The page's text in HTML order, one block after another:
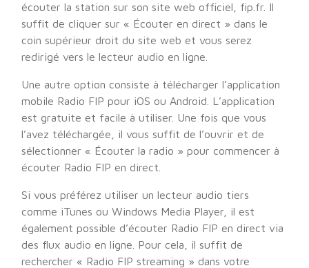
écouter la station sur son site web officiel, fip.fr. Il
suffit de cliquer sur « Écouter en direct » dans le
coin supérieur droit du site web et vous serez
redirigé vers le lecteur audio en ligne.
Une autre option consiste à télécharger l’application
mobile Radio FIP pour iOS ou Android. L’application
est gratuite et facile à utiliser. Une fois que vous
l’avez téléchargée, il vous suffit de l’ouvrir et de
sélectionner « Écouter la radio » pour commencer à
écouter Radio FIP en direct.
Si vous préférez utiliser un lecteur audio tiers
comme iTunes ou Windows Media Player, il est
également possible d’écouter Radio FIP en direct via
des flux audio en ligne. Pour cela, il suffit de
rechercher « Radio FIP streaming » dans votre